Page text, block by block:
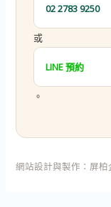
02 2783 9250
或
LINE 預約
。
網站設計與製作： 屏柏